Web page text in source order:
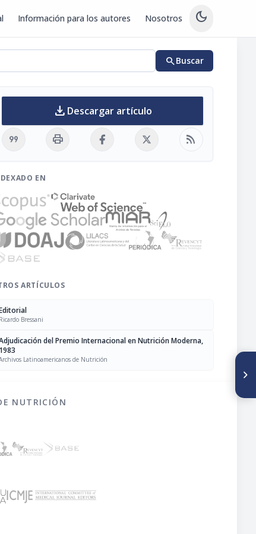
Información para los autores Nosotros dark_mode
searchBuscar
download Descargar artículo
format_quote print rss_feed
EN
ARTÍCULOS
Ricardo Bressani
del Premio Internacional en Nutrición Moderna,
1983
Latinoamericanos de Nutrición
NUTRICIÓN